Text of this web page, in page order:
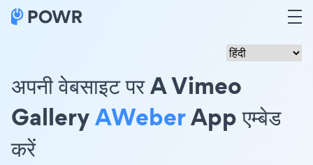
अपनी वेबसाइट पर A Vimeo
GalleryAWeberApp एम्बेड
करें